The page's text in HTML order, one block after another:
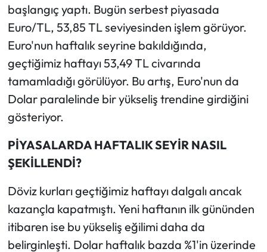
başlangıç yaptı. Bugün serbest piyasada
Euro/TL, 53,85 TL seviyesinden işlem görüyor.
Euro'nun haftalık seyrine bakıldığında,
geçtiğimiz haftayı 53,49 TL civarında
tamamladığı görülüyor. Bu artış, Euro'nun da
Dolar paralelinde bir yükseliş trendine girdiğini
gösteriyor.
PİYASALARDA HAFTALIK SEYİR NASIL
ŞEKİLLENDİ?
Döviz kurları geçtiğimiz haftayı dalgalı ancak
kazançla kapatmıştı. Yeni haftanın ilk gününden
itibaren ise bu yükseliş eğilimi daha da
belirginleşti. Dolar haftalık bazda %1'in üzerinde